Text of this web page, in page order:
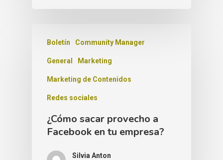
Boletín Community Manager
General Marketing
Marketing de Contenidos
Redes sociales
¿Cómo sacar provecho a
Facebook en tu empresa?
Silvia Anton